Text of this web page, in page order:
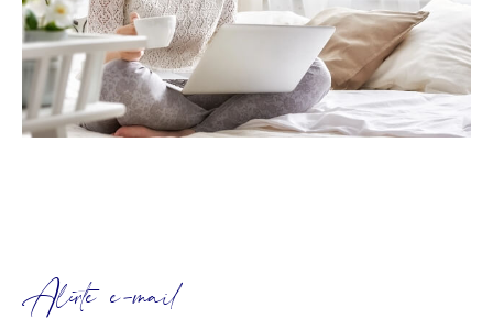
Alerte e-mail